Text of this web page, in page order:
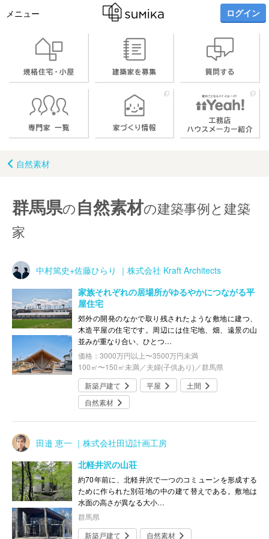
メニュー ログイン
自然素材
群馬県の自然素材の建築事例と建築
家
中村篤史+佐藤ひらり ｜株式会社 Kraft Architects
家族それぞれの居場所がゆるやかにつながる平
屋住宅
郊外の開発のなかで取り残されたような敷地に建つ、
木造平屋の住宅です。周辺には住宅地、畑、遠景の山
並みが重なり合い、ひとつ…
価格：3000万円以上〜3500万円未満
100㎡〜150㎡未満／夫婦(子供あり)／群馬県
新築戸建て
平屋
土間
自然素材
田邉 恵一 ｜株式会社田辺計画工房
北軽井沢の山荘
約70年前に、北軽井沢で一つのコミューンを形成する
ために作られた別荘地の中の建て替えである。敷地は
水面の高さが異なる大小…
群馬県
新築戸建て
自然素材